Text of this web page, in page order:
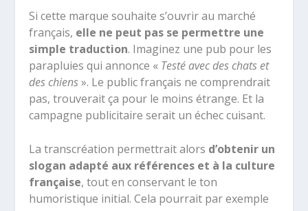
Si cette marque souhaite s’ouvrir au marché
français, elle ne peut pas se permettre une
simple traduction. Imaginez une pub pour les
parapluies qui annonce « Testé avec des chats et
des chiens». Le public français ne comprendrait
pas, trouverait ça pour le moins étrange. Et la
campagne publicitaire serait un échec cuisant.
La transcréation permettrait alors d’obtenir un
slogan adapté aux références et à la culture
française, tout en conservant le ton
humoristique initial. Cela pourrait par exemple